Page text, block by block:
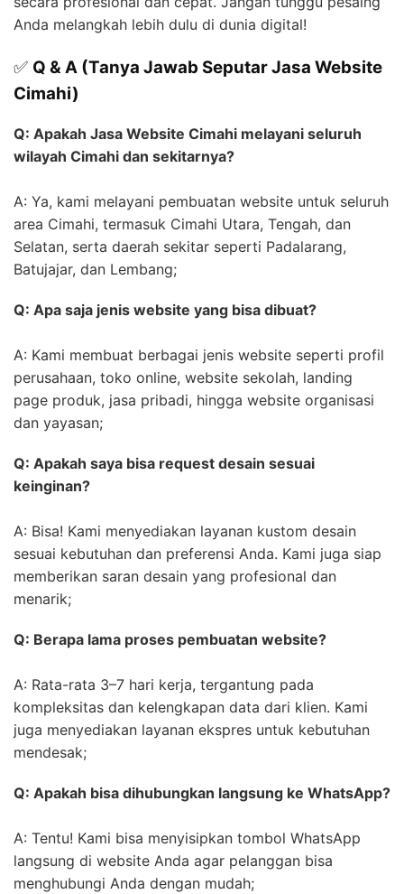
Anda melangkah lebih dulu di dunia digital!
✅ Q & A (Tanya Jawab Seputar Jasa Website
Cimahi)
Q: Apakah Jasa Website Cimahi melayani seluruh
wilayah Cimahi dan sekitarnya?
A: Ya, kami melayani pembuatan website untuk seluruh
area Cimahi, termasuk Cimahi Utara, Tengah, dan
Selatan, serta daerah sekitar seperti Padalarang,
Batujajar, dan Lembang;
Q: Apa saja jenis website yang bisa dibuat?
A: Kami membuat berbagai jenis website seperti profil
perusahaan, toko online, website sekolah, landing
page produk, jasa pribadi, hingga website organisasi
dan yayasan;
Q: Apakah saya bisa request desain sesuai
keinginan?
A: Bisa! Kami menyediakan layanan kustom desain
sesuai kebutuhan dan preferensi Anda. Kami juga siap
memberikan saran desain yang profesional dan
menarik;
Q: Berapa lama proses pembuatan website?
A: Rata-rata 3–7 hari kerja, tergantung pada
kompleksitas dan kelengkapan data dari klien. Kami
juga menyediakan layanan ekspres untuk kebutuhan
mendesak;
Q: Apakah bisa dihubungkan langsung ke WhatsApp?
A: Tentu! Kami bisa menyisipkan tombol WhatsApp
langsung di website Anda agar pelanggan bisa
menghubungi Anda dengan mudah;